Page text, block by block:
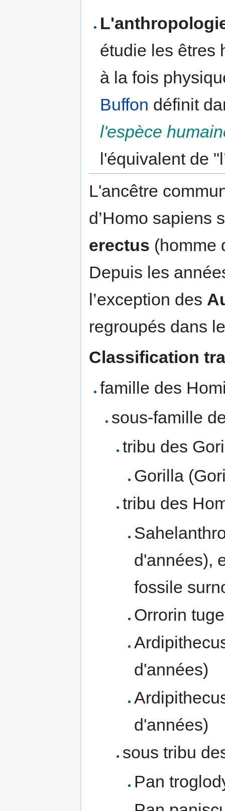
étudie les êtres
à la fois
Buffon définit
l'espèce
l'équivalent de
L'ancêtre
d’Homo sapiens
erectus (homme
Depuis les
l’exception des
regroupés dans
Classification
famille des
sous-famille
tribu des
Gorilla
tribu des
d'années),
fossile
Orrorin
d'années)
d'années)
sous tribu
Pan